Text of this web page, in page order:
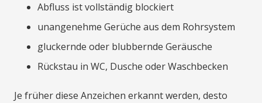
Abfluss ist vollständig blockiert
unangenehme Gerüche aus dem Rohrsystem
gluckernde oder blubbernde Geräusche
Rückstau in WC, Dusche oder Waschbecken
Je früher diese Anzeichen erkannt werden, desto